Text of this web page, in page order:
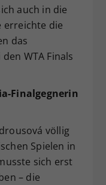
auch in die
erreichte die
das
WTA Finals
Finalgegnerin
völlig
Spielen in
sich erst
– die